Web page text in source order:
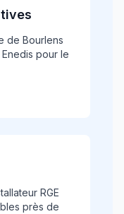
de Bourlens
pour le
RGE
près de